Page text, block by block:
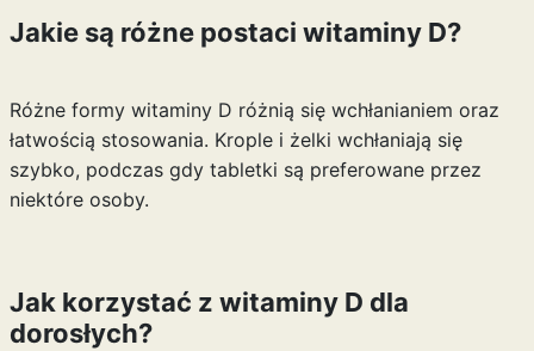
Jakie są różne postaci witaminy D?
Różne formy witaminy D różnią się wchłanianiem oraz
łatwością stosowania. Krople i żelki wchłaniają się
szybko, podczas gdy tabletki są preferowane przez
niektóre osoby.
Jak korzystać z witaminy D dla
dorosłych?